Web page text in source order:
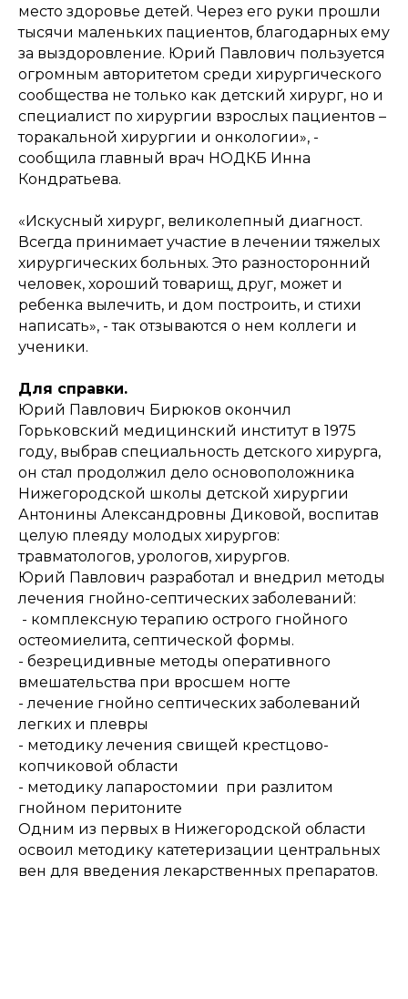
место здоровье детей. Через его руки прошли
тысячи маленьких пациентов, благодарных ему
за выздоровление. Юрий Павлович пользуется
огромным авторитетом среди хирургического
сообщества не только как детский хирург, но и
специалист по хирургии взрослых пациентов –
торакальной хирургии и онкологии», -
сообщила главный врач НОДКБ Инна
Кондратьева.
«Искусный хирург, великолепный диагност.
Всегда принимает участие в лечении тяжелых
хирургических больных. Это разносторонний
человек, хороший товарищ, друг, может и
ребенка вылечить, и дом построить, и стихи
написать», - так отзываются о нем коллеги и
ученики.
Для справки.
Юрий Павлович Бирюков окончил
Горьковский медицинский институт в 1975
году, выбрав специальность детского хирурга,
он стал продолжил дело основоположника
Нижегородской школы детской хирургии
Антонины Александровны Диковой, воспитав
целую плеяду молодых хирургов:
травматологов, урологов, хирургов.
Юрий Павлович разработал и внедрил методы
лечения гнойно-септических заболеваний:
- комплексную терапию острого гнойного
остеомиелита, септической формы.
- безрецидивные методы оперативного
вмешательства при вросшем ногте
- лечение гнойно септических заболеваний
легких и плевры
- методику лечения свищей крестцово-
копчиковой области
- методику лапаростомии при разлитом
гнойном перитоните
Одним из первых в Нижегородской области
освоил методику катетеризации центральных
вен для введения лекарственных препаратов.